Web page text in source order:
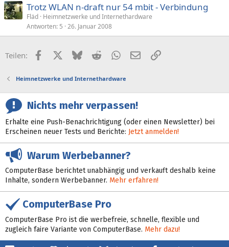
Trotz WLAN n-draft nur 54 mbit - Verbindung
Fläd Heimnetzwerke und Internethardware
Antworten 5 26. Januar 2008
Teilen: FacebookX (Twitter)
BlueskyRedditWhatsApp
E-MailLink
Heimnetzwerke und Internethardware
Nichts mehr verpassen!
Erhalte eine Push-Benachrichtigung (oder einen Newsletter) bei
Erscheinen neuer Tests und Berichte: Jetzt anmelden!
Warum Werbebanner?
ComputerBase berichtet unabhängig und verkauft deshalb keine
Inhalte, sondern Werbebanner. Mehr erfahren!
ComputerBase Pro
ComputerBase Pro ist die werbefreie, schnelle, flexible und
zugleich faire Variante von ComputerBase. Mehr dazu!